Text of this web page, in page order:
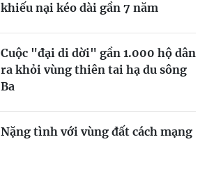
khiếu nại kéo dài gần 7 năm
Cuộc "đại di dời" gần 1.000 hộ dân
ra khỏi vùng thiên tai hạ du sông
Ba
Nặng tình với vùng đất cách mạng